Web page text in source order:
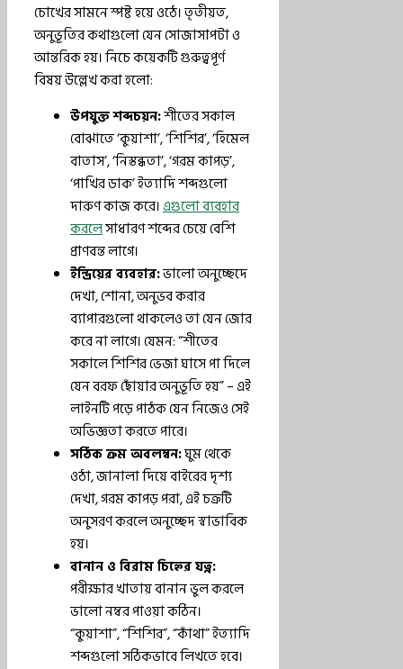
চোখের সামনে স্পষ্ট হয়ে ওঠে। তৃতীয়ত,
অনুভূতির কথাগুলো যেন সোজাসাপটা ও
আন্তরিক হয়। নিচে কয়েকটি গুরুত্বপূর্ণ
বিষয় উল্লেখ করা হলো:
উপযুক্ত শব্দচয়ন:শীতের সকাল
বোঝাতে ‘কুয়াশা’, ‘শিশির’, ‘হিমেল
বাতাস’, ‘নিস্তব্ধতা’, ‘গরম কাপড়’,
‘পাখির ডাক’ ইত্যাদি শব্দগুলো
দারুণ কাজ করে।এগুলো ব্যবহার
করলেসাধারণ শব্দের চেয়ে বেশি
প্রাণবন্ত লাগে।
ইন্দ্রিয়ের ব্যবহার:ভালো অনুচ্ছেদে
দেখা, শোনা, অনুভব করার
ব্যাপারগুলো থাকলেও তা যেন জোর
করে না লাগে। যেমন: “শীতের
সকালে শিশির ভেজা ঘাসে পা দিলে
যেন বরফ ছোঁয়ার অনুভূতি হয়” – এই
লাইনটি পড়ে পাঠক যেন নিজেও সেই
অভিজ্ঞতা করতে পারে।
সঠিক ক্রম অবলম্বন:ঘুম থেকে
ওঠা, জানালা দিয়ে বাইরের দৃশ্য
দেখা, গরম কাপড় পরা, এই চক্রটি
অনুসরণ করলে অনুচ্ছেদ স্বাভাবিক
হয়।
বানান ও বিরাম চিহ্নের যত্ন:
পরীক্ষার খাতায় বানান ভুল করলে
ভালো নম্বর পাওয়া কঠিন।
“কুয়াশা”, “শিশির”, “কাঁথা” ইত্যাদি
শব্দগুলো সঠিকভাবে লিখতে হবে।